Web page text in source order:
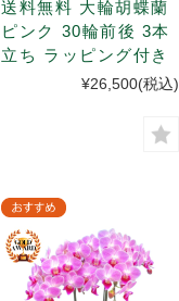
送料無料 大輪胡蝶蘭
ピンク 30輪前後 3本
立ち ラッピング付き
¥26,500(税込)